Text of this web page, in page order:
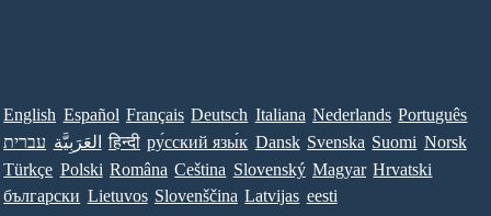
English Español Français Deutsch Italiana Nederlands Português
עברית العَرَبِيَّة हिन्दी ру́сский язы́к Dansk Svenska Suomi Norsk
Türkçe Polski Româna Ceština Slovenský Magyar Hrvatski
български Lietuvos Slovenščina Latvijas eesti